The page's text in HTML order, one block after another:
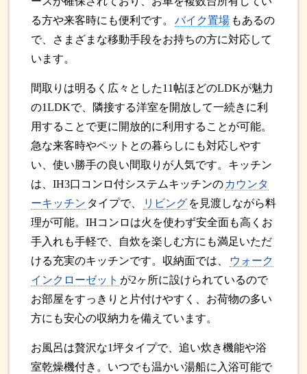
る方や来客時にも便利です。
バイク置場 もあるの
で、さまざまな移動手段をお持ちの方に対応して
います。
間取りは明るく広々とした11帖ほどのLDKが魅力
の1LDKで、隣接する洋室を開放して一続きに利
用することで更に開放的に利用することが可能。
急な来客時やペットとの暮らしにも対応しやす
い、使い勝手の良い間取りが人気です。キッチン
は、IH3口コンロ付システムキッチンの カウンタ
ーキッチン タイプで、 リビング を見渡しながら料
理が可能。IHコンロは火を使わず安全面も高くお
手入れも手軽で、自炊を楽しむ方にも満足いただ
ける充実のキッチンです。収納面では、
ウォーク
インクローゼット が2ヶ所に設けられているので
お部屋をすっきりと片付けやすく、お荷物の多い
方にも安心の収納力を備えています。
お風呂は贅沢な1坪タイプで、追い炊き機能や浴
室乾燥機付き。いつでも温かい湯船に入浴可能で